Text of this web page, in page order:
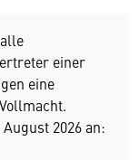
einer
eine
2026 an: